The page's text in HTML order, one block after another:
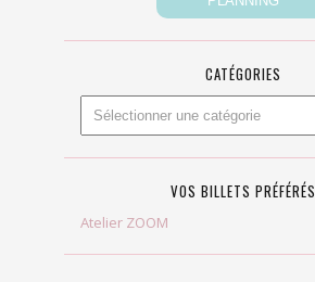
CATÉGORIES
VOS BILLETS PRÉFÉRÉS
Atelier ZOOM